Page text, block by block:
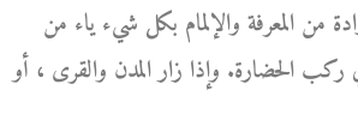
من المعرفة والإلمام بكل شيء ياء من
ركب الحضارة. وإذا زار المدن والقرى ، أو